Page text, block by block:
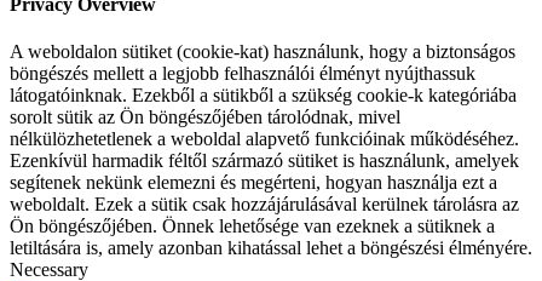
A weboldalon sütiket (cookie-kat) használunk, hogy a biztonságos
böngészés mellett a legjobb felhasználói élményt nyújthassuk
látogatóinknak. Ezekből a sütikből a szükség cookie-k kategóriába
sorolt sütik az Ön böngészőjében tárolódnak, mivel
nélkülözhetetlenek a weboldal alapvető funkcióinak működéséhez.
Ezenkívül harmadik féltől származó sütiket is használunk, amelyek
segítenek nekünk elemezni és megérteni, hogyan használja ezt a
weboldalt. Ezek a sütik csak hozzájárulásával kerülnek tárolásra az
Ön böngészőjében. Önnek lehetősége van ezeknek a sütiknek a
letiltására is, amely azonban kihatással lehet a böngészési élményére.
Necessary